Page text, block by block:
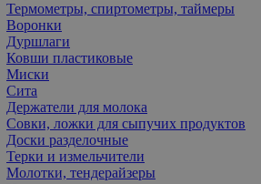
Термометры, спиртометры, таймеры
Воронки
Дуршлаги
Ковши пластиковые
Миски
Сита
Держатели для молока
Совки, ложки для сыпучих продуктов
Доски разделочные
Терки и измельчители
Молотки, тендерайзеры